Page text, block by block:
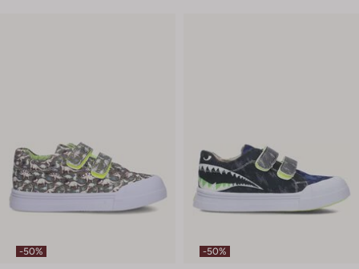
-50% -50%